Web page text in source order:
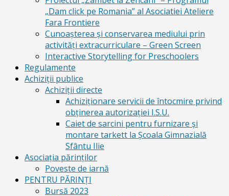
„Dam click pe Romania” al Asociatiei Ateliere
Fara Frontiere
Cunoașterea și conservarea mediului prin
activități extracurriculare – Green Screen
Interactive Storytelling for Preschoolers
Regulamente
Achiziții publice
Achiziții directe
Achiziționare servicii de întocmire privind
obținerea autorizației I.S.U.
Caiet de sarcini pentru furnizare și
montare tarkett la Școala Gimnazială
Sfântu Ilie
Asociația părinților
Poveste de iarnă
PENTRU PĂRINȚI
Bursă 2023